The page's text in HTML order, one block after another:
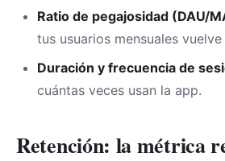
Ratio de pegajosidad (DAU/
tus usuarios mensuales
Duración y frecuencia de
cuántas veces usan la app.
Retención: la métrica